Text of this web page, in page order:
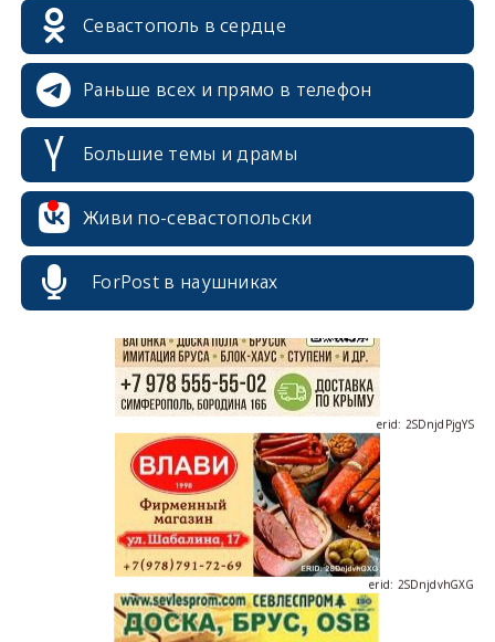
Севастополь в сердце
Раньше всех и прямо в телефон
Большие темы и драмы
Живи по-севастопольски
ForPost в наушниках
erid: 2SDnjdPjgYS
erid: 2SDnjdvhGXG